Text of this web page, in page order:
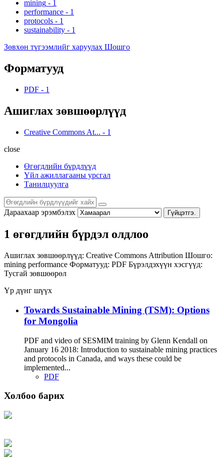
mining - 1
performance - 1
protocols - 1
sustainability - 1
Зөвхөн түгээмлийг харуулах Шошго
Форматууд
PDF - 1
Ашиглах зөвшөөрлүүд
Creative Commons At... - 1
close
Өгөгдлийн бүрдлүүд
Үйл ажиллагааны урсгал
Танилцуулга
Дараахаар эрэмбэлэх Гүйцэтгэ.
1 өгөгдлийн бүрдэл олдлоо
Ашиглах зөвшөөрлүүд: Creative Commons Attribution Шошго:
mining performance Форматууд: PDF Бүрэлдэхүүн хэсгүүд:
Тусгай зөвшөөрөл
Үр дүнг шүүх
Towards Sustainable Mining (TSM): Options
for Mongolia
PDF and video of SESMIM training by Glenn Kendall on
January 16 2018: Introduction to sustainable mining practices
and protocols in Canada, and ways these could be
implemented...
PDF
Холбоо барих